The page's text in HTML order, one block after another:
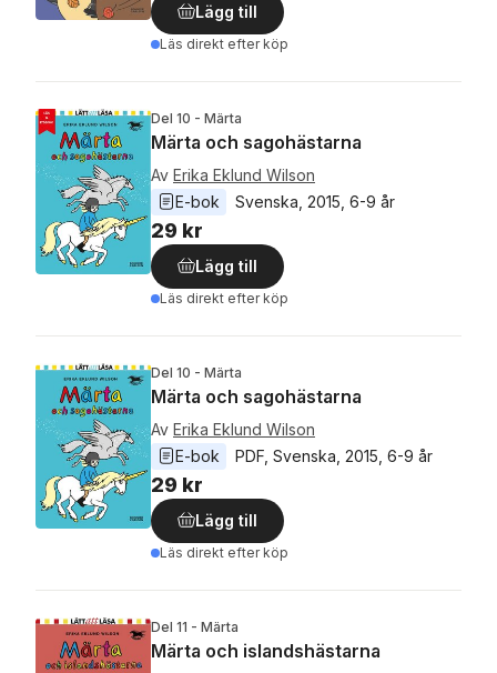
Lägg till
Läs direkt efter köp
Del 10 - Märta
Märta och sagohästarna
Av Erika Eklund Wilson
E-bok
Svenska 2015 6-9 år
29 kr
Lägg till
Läs direkt efter köp
Del 10 - Märta
Märta och sagohästarna
Av Erika Eklund Wilson
E-bok
PDF Svenska 2015 6-9 år
29 kr
Lägg till
Läs direkt efter köp
Del 11 - Märta
Märta och islandshästarna